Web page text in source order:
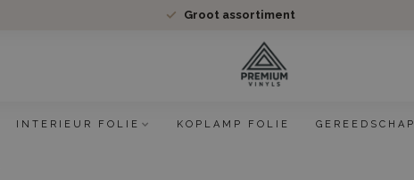
Groot assortiment
INTERIEUR FOLIE KOPLAMP FOLIE GEREEDSCHAP